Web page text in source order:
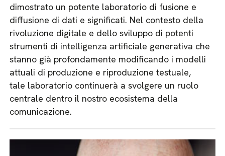
dimostrato un potente laboratorio di fusione e
diffusione di dati e significati. Nel contesto della
rivoluzione digitale e dello sviluppo di potenti
strumenti di intelligenza artificiale generativa che
stanno già profondamente modificando i modelli
attuali di produzione e riproduzione testuale,
tale laboratorio continuerà a svolgere un ruolo
centrale dentro il nostro ecosistema della
comunicazione.